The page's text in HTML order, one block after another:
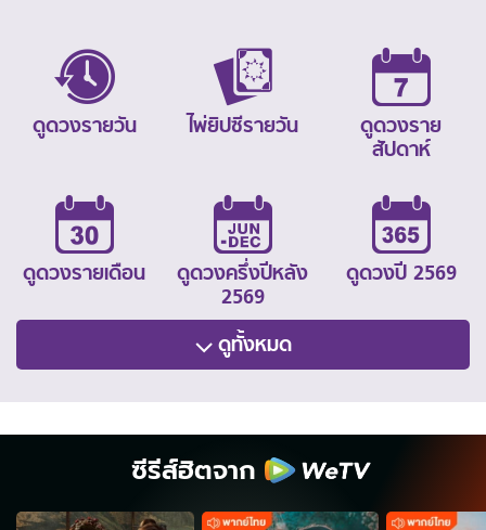
ดูดวงรายวัน ไพ่ยิปซีรายวัน
ดูดวงราย
สัปดาห์
ดูดวงรายเดือน
ดูดวงครึ่งปีหลัง
2569
ดูดวงปี 2569
ดูทั้งหมด
ซีรีส์ฮิตจาก